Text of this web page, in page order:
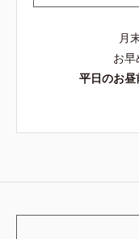
月
お早
平日のお